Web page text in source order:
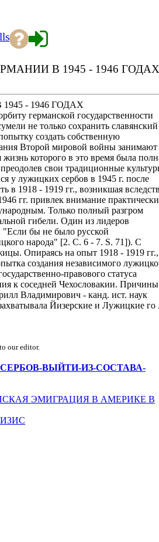
В 1945 - 1946 ГОДАХ
- 1946 ГОДАХ
германской государственности
не только сохранить славянский
создать собственную
Второй мировой войны занимают
которого в это время была
свои традиционные
у лужицких сербов в 1945 г. после
в 1918 - 1919 гг., возникшая
гг. привлек внимание практически
Только полный разгром
гибели. Один из лидеров
"Если бы не было русской
народа" [2. C. 6 - 7. S. 71]). С
Опираясь на опыт 1918 - 1919 гг.,
создания независимого
правового статуса
к соседней Чехословакии. Причины
Владимирович - канд. ист. наук
Йизерские и Лужицкие го
our editor.
СЕРБОВ-ВЫЙТИ-ИЗ-СОСТАВА-
ЭМИГРАЦИЯ В АМЕРИКЕ В